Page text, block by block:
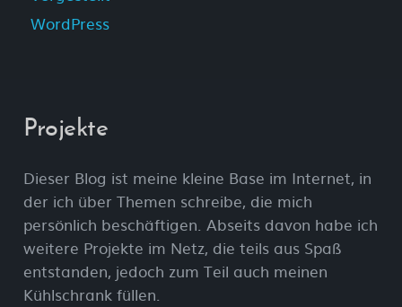
WordPress
Projekte
Dieser Blog ist meine kleine Base im Internet, in
der ich über Themen schreibe, die mich
persönlich beschäftigen. Abseits davon habe ich
weitere Projekte im Netz, die teils aus Spaß
entstanden, jedoch zum Teil auch meinen
Kühlschrank füllen.